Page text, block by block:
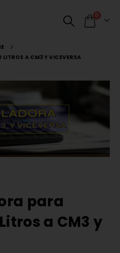
0
A CM3 Y VICEVERSA
para
a CM3 y